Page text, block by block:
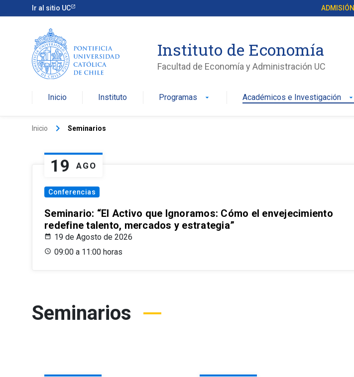
Ir al sitio UC ADMISIÓN
Instituto de Economía
Facultad de Economía y Administración UC
Inicio Instituto Programas arrow_drop_down Académicos e Investigación arrow_drop_down
Inicio keyboard_arrow_right Seminarios
19 AGO
Conferencias
Seminario: “El Activo que Ignoramos: Cómo el envejecimiento
redefine talento, mercados y estrategia”
19 de Agosto de 2026
09:00 a 11:00 horas
Seminarios